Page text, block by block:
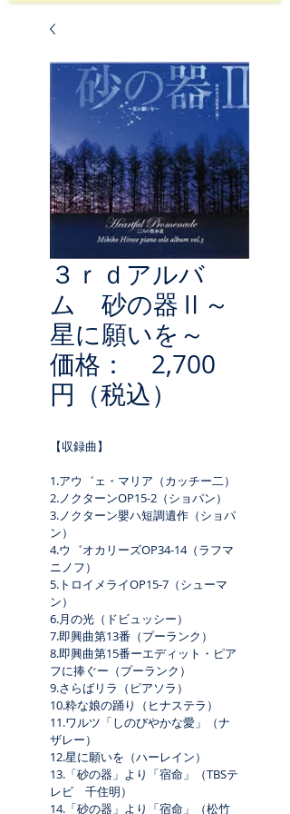
３ｒｄアルバ
ム 砂の器Ⅱ～
星に願いを～
価格： 2,700
円（税込）
【収録曲】
1.アウ゛ェ・マリア（カッチー二）
2.ノクターンOP15-2（ショパン）
3.ノクターン嬰ハ短調遺作（ショパ
ン）
4.ウ゛オカリーズOP34-14（ラフマ
ニノフ）
5.トロイメライOP15-7（シューマ
ン）
6.月の光（ドビュッシー）
7.即興曲第13番（プーランク）
8.即興曲第15番ーエディット・ピア
フに捧ぐー（プーランク）
9.さらばリラ（ピアソラ）
10.粋な娘の踊り（ヒナステラ）
11.ワルツ「しのびやかな愛」（ナ
ザレー）
12.星に願いを（ハーレイン）
13.「砂の器」より「宿命」（TBSテ
レビ　千住明）
14.「砂の器」より「宿命」（松竹